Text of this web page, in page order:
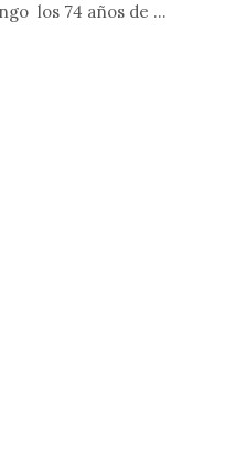
los 74 años de ...